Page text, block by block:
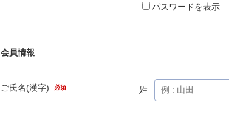
パスワードを表示
会員情報
ご氏名(漢字) 必須 姓